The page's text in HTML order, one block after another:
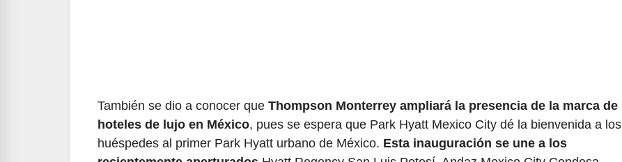
También se dio a conocer que Thompson Monterrey ampliará la presencia de la marca de
hoteles de lujo en México, pues se espera que Park Hyatt Mexico City dé la bienvenida a los
huéspedes al primer Park Hyatt urbano de México. Esta inauguración se une a los